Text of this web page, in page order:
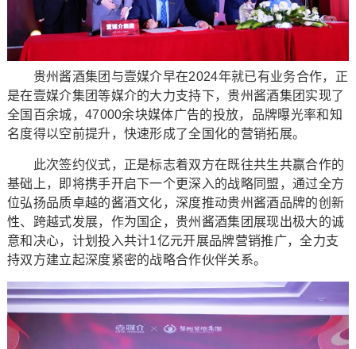
贵州酱酒集团与壹媒介早在2024年就已有业务合作，正
是在壹媒介集团等媒介的大力支持下，贵州酱酒集团实现了
全国百余城，47000余块媒体广告的投放，品牌曝光率和知
名度得以空前提升，快速形成了全国化的营销拓展。
此次签约仪式，正是标志着双方在既往共生共赢合作的
基础上，即将携手开启下一个更深入的战略同盟，通过全方
位弘扬品质卓越的酱酒文化，深度推动贵州酱酒品牌的创新
性、跨越式发展，作为国企，贵州酱酒集团展现出极大的诚
意和决心，计划投入共计1亿元开展品牌营销推广，全力支
持双方建立起深度紧密的战略合作伙伴关系。